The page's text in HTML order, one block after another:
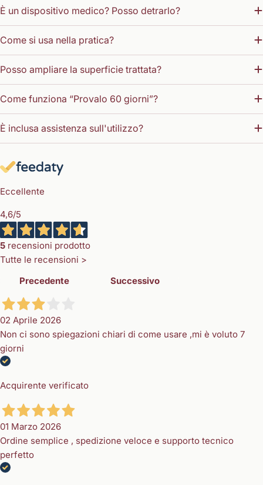
È un dispositivo medico? Posso detrarlo?
Come si usa nella pratica?
Posso ampliare la superficie trattata?
Come funziona “Provalo 60 giorni”?
È inclusa assistenza sull'utilizzo?
Eccellente
4,6/5
5 recensioni prodotto
Tutte le recensioni >
Precedente
Successivo
02 Aprile 2026
Non ci sono spiegazioni chiari di come usare ,mi è voluto 7
giorni
Acquirente verificato
01 Marzo 2026
Ordine semplice , spedizione veloce e supporto tecnico
perfetto